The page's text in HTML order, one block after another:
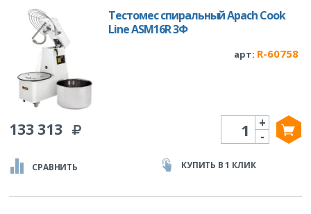
Тестомес спиральный Apach Cook
Line ASM16R 3Ф
арт: R-60758
133 313 Количество
-
+
СРАВНИТЬ КУПИТЬ В 1 КЛИК